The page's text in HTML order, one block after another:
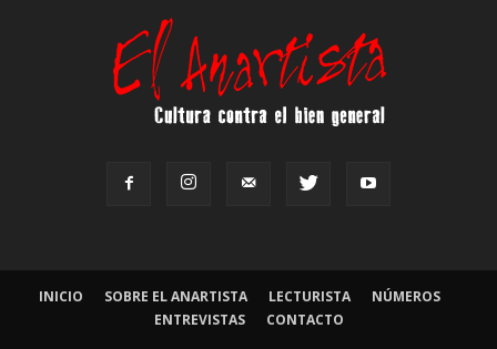
INICIO SOBRE EL ANARTISTA LECTURISTA
NÚMEROS
ENTREVISTAS
CONTACTO